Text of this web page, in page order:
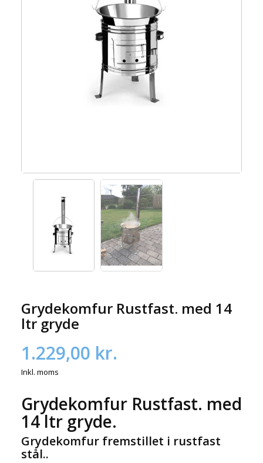
Grydekomfur Rustfast. med 14
ltr gryde
1.229,00 kr.
Inkl. moms
Grydekomfur Rustfast. med
14 ltr gryde.
Grydekomfur fremstillet i rustfast
stål..